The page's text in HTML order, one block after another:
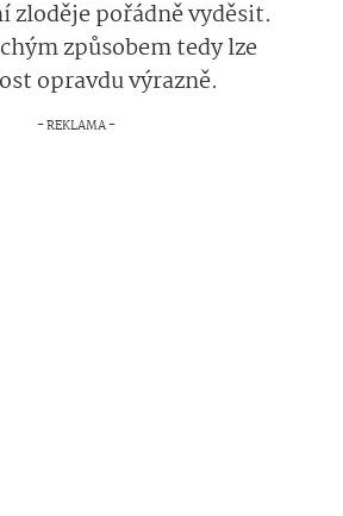
zloděje pořádně vyděsit.
způsobem tedy lze
opravdu výrazně.